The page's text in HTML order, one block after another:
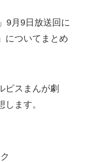
9月9日放送回に
についてまとめ
ピスまんが劇
ます。